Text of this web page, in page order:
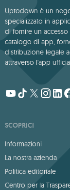
Uptodown è un
specializzato in
di fornire un
catalogo di app,
distribuzione legale
attraverso l'app
SCOPRICI
Informazioni
La nostra azienda
Politica editoriale
Centro per la